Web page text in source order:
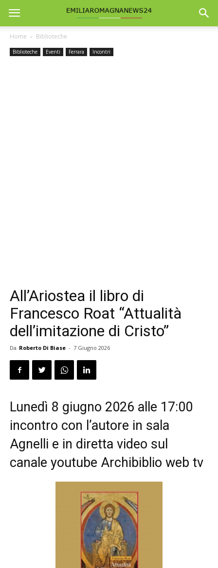
Home Biblioteche
Biblioteche Eventi Ferrara Incontri
All’Ariostea il libro di
Francesco Roat “Attualità
dell’imitazione di Cristo”
Da Roberto Di Biase - 7 Giugno 2026
Lunedì 8 giugno 2026 alle 17:00
incontro con l’autore in sala
Agnelli e in diretta video sul
canale youtube Archibiblio web tv